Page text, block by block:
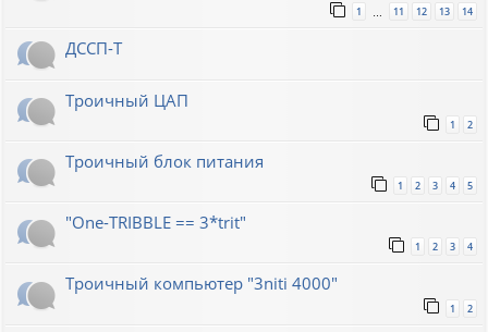
1 … 11 12 13 14
ДССП-Т
Троичный ЦАП
1 2
Троичный блок питания
1 2 3 4 5
"One-TRIBBLE == 3*trit"
1 2 3 4
Троичный компьютер "3niti 4000"
1 2